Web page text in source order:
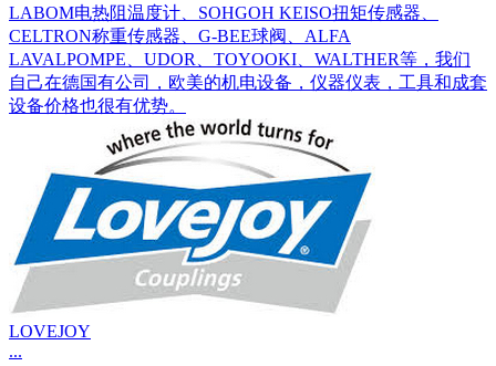
LABOM电热阻温度计、SOHGOH KEISO扭矩传感器、
CELTRON称重传感器、G-BEE球阀、ALFA
LAVALPOMPE、UDOR、TOYOOKI、WALTHER等，我们
自己在德国有公司，欧美的机电设备，仪器仪表，工具和成套
设备价格也很有优势。
LOVEJOY
...